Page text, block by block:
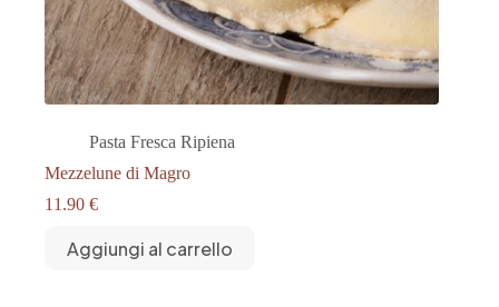
Pasta Fresca Ripiena
Mezzelune di Magro
11.90 €
Aggiungi al carrello